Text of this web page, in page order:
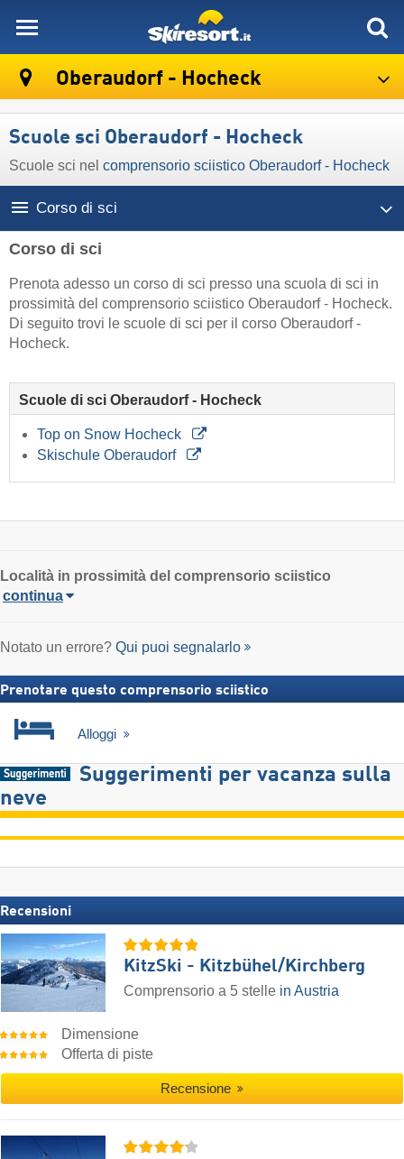
Oberaudorf - Hocheck
Scuole sci Oberaudorf - Hocheck
Scuole sci nel comprensorio sciistico Oberaudorf - Hocheck
Corso di sci
Corso di sci
Prenota adesso un corso di sci presso una scuola di sci in
prossimità del comprensorio sciistico Oberaudorf - Hocheck.
Di seguito trovi le scuole di sci per il corso Oberaudorf -
Hocheck.
Scuole di sci Oberaudorf - Hocheck
Top on Snow Hocheck
Skischule Oberaudorf
Località in prossimità del comprensorio sciistico
continua
Notato un errore? Qui puoi segnalarlo
Prenotare questo comprensorio sciistico
Alloggi
Suggerimenti per vacanza sulla
neve
Recensioni
KitzSki - Kitzbühel/​Kirchberg
Comprensorio a 5 stelle in Austria
Dimensione
Offerta di piste
Recensione